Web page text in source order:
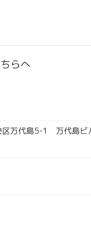
らへ
万代島5-1 万代島ビ